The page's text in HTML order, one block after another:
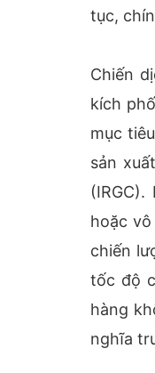
tục,
Chiến
kích
mục
sản
hoặc
chiến
tốc độ
hàng
nghĩa